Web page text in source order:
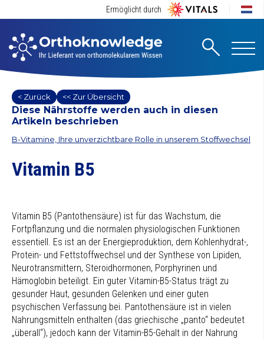
Ermöglicht durch
< Zurück << Zur Übersicht
Diese Nährstoffe werden auch in diesen
Artikeln beschrieben
B-Vitamine, Ihre unverzichtbare Rolle in unserem Stoffwechsel
Vitamin B5
Vitamin B5 (Pantothensäure) ist für das Wachstum, die
Fortpflanzung und die normalen physiologischen Funktionen
essentiell. Es ist an der Energieproduktion, dem Kohlenhydrat-,
Protein- und Fettstoffwechsel und der Synthese von Lipiden,
Neurotransmittern, Steroidhormonen, Porphyrinen und
Hämoglobin beteiligt. Ein guter Vitamin-B5-Status trägt zu
gesunder Haut, gesunden Gelenken und einer guten
psychischen Verfassung bei. Pantothensäure ist in vielen
Nahrungsmitteln enthalten (das griechische „panto“ bedeutet
„überall“), jedoch kann der Vitamin-B5-Gehalt in der Nahrung